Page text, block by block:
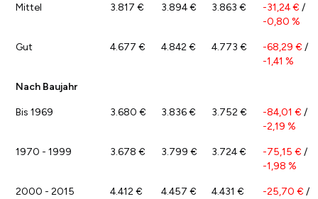
Mittel 3.817 € 3.894 € 3.863 € -31,24 € /
-0,80 %
Gut 4.677 € 4.842 € 4.773 € -68,29 € /
-1,41 %
Nach Baujahr
Bis 1969 3.680 € 3.836 € 3.752 € -84,01 € /
-2,19 %
1970 - 1999 3.678 € 3.799 € 3.724 € -75,15 € /
-1,98 %
2000 - 2015 4.412 € 4.457 € 4.431 € -25,70 € /